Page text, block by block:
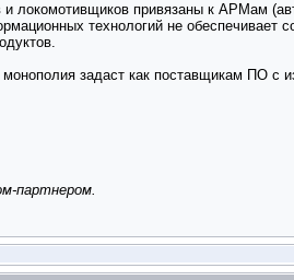
локомотивщиков привязаны к АРМам
технологий не обеспечивает
задаст как поставщикам ПО с
партнером.